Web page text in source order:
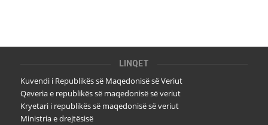
LINQET
Kuvendi i Republikës së Maqedonisë së Veriut
Qeveria e republikës së maqedonisë së veriut
Kryetari i republikës së maqedonisë së veriut
Ministria e drejtësisë